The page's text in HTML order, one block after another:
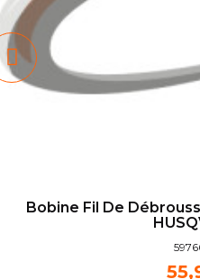
Bobine Fil De